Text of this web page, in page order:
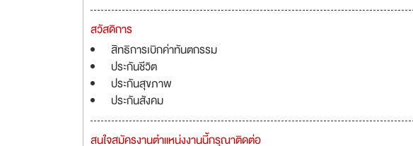
สวัสดิการ
สิทธิการเบิกค่าทันตกรรม
ประกันชีวิต
ประกันสุขภาพ
ประกันสังคม
สนใจสมัครงานตำแหน่งงานนี้กรุณาติดต่อ